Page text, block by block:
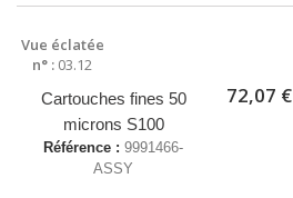
Vue éclatée
n° : 03.12
Cartouches fines 50
microns S100
Référence : 9991466-
ASSY
72,07 €